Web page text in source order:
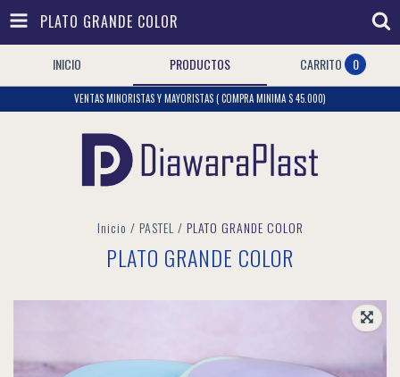
PLATO GRANDE COLOR
INICIO PRODUCTOS CARRITO 0
VENTAS MINORISTAS Y MAYORISTAS ( COMPRA MINIMA $ 45.000)
Inicio / PASTEL / PLATO GRANDE COLOR
PLATO GRANDE COLOR